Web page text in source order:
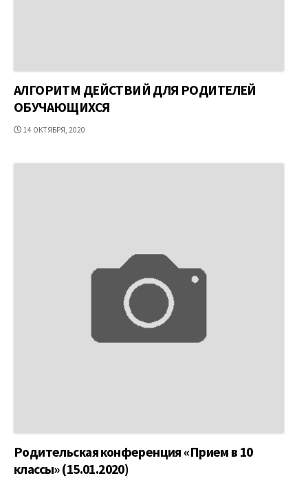
АЛГОРИТМ ДЕЙСТВИЙ ДЛЯ РОДИТЕЛЕЙ
ОБУЧАЮЩИХСЯ
ДАТА
14 ОКТЯБРЯ, 2020
Родительская конференция «Прием в 10
классы» (15.01.2020)